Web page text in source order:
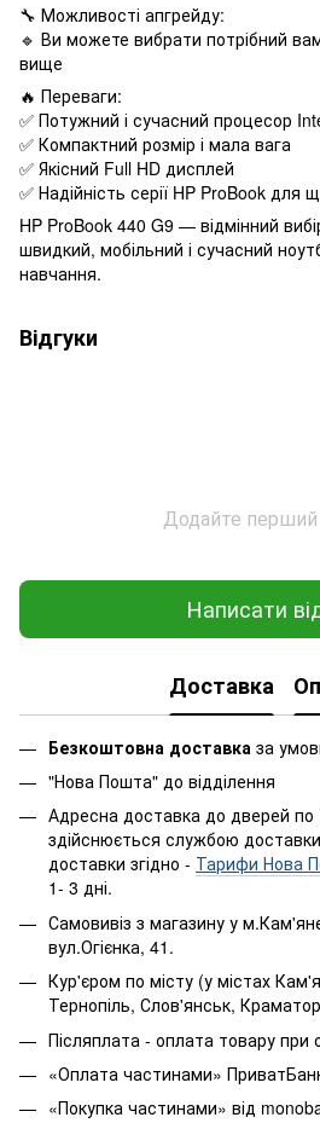
🔧 Можливості апгрейду:
🔹 Ви можете вибрати потрібний
вище
🔥 Переваги:
✅ Потужний і сучасний процесор
✅ Компактний розмір і мала вага
✅ Якісний Full HD дисплей
✅ Надійність серії HP ProBook для
HP ProBook 440 G9 — відмінний
швидкий, мобільний і сучасний
навчання.
Відгуки
Додайте перший
Написати
Доставка
Безкоштовна доставка за
"Нова Пошта" до відділення
Адресна доставка до дверей по
здійснюється службою
доставки згідно - Тарифи Нова
1- 3 дні.
Самовивіз з магазину у
вул.Огієнка, 41.
Кур'єром по місту (у містах
Тернопіль, Слов'янськ,
Післяплата - оплата товару при
«Оплата частинами»
«Покупка частинами» від